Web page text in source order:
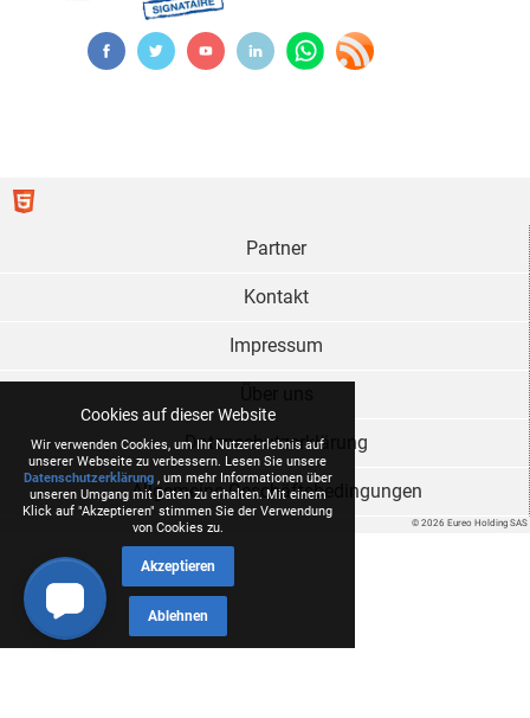
Cookies auf dieser Website
Wir verwenden Cookies, um Ihr Nutzererlebnis auf
unserer Webseite zu verbessern. Lesen Sie unsere
Datenschutzerklärung, um mehr Informationen über
unseren Umgang mit Daten zu erhalten. Mit einem
Klick auf "Akzeptieren" stimmen Sie der Verwendung
von Cookies zu.
Akzeptieren
Ablehnen
© 2026 Eureo Holding SAS
Partner
Kontakt
Impressum
Datenschutzerklärung
Allgemeine Geschäftsbedingungen